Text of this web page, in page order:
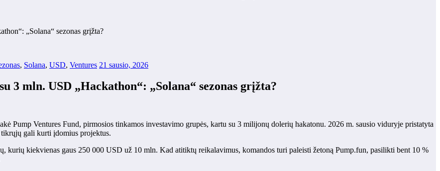
„Solana“ sezonas grįžta?
, Solana, USD, Ventures 21 sausio, 2026
3 mln. USD „Hackathon“: „Solana“ sezonas grįžta?
Pump Ventures Fund, pirmosios tinkamos investavimo grupės, kartu su 3 milijonų dolerių hakatonu. 2026 m. sausio viduryje pristatyta
gali kurti įdomius projektus.
kurių kiekvienas gaus 250 000 USD už 10 mln. Kad atitiktų reikalavimus, komandos turi paleisti žetoną Pump.fun, pasilikti bent 10 %